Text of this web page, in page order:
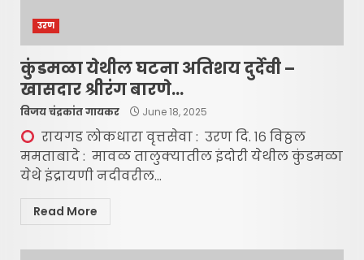
उरण
कुंडमळा येथील घटना अतिशय दुर्देवी –
खासदार श्रीरंग बारणे…
विजय चंद्रकांत गायकर June 18, 2025
रायगड लोकधारा वृत्तसेवा : उरण दि. १६ विठ्ठल
ममताबादे : मावळ तालुक्यातील इंदोरी येथील कुंडमळा
येथे इंद्रायणी नदीवरील...
Read More